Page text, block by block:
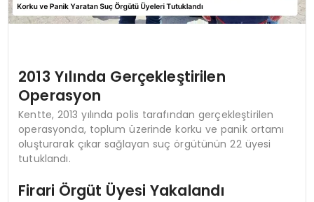
2013 Yılında Gerçekleştirilen
Operasyon
Kentte, 2013 yılında polis tarafından gerçekleştirilen
operasyonda, toplum üzerinde korku ve panik ortamı
oluşturarak çıkar sağlayan suç örgütünün 22 üyesi
tutuklandı.
Firari Örgüt Üyesi Yakalandı